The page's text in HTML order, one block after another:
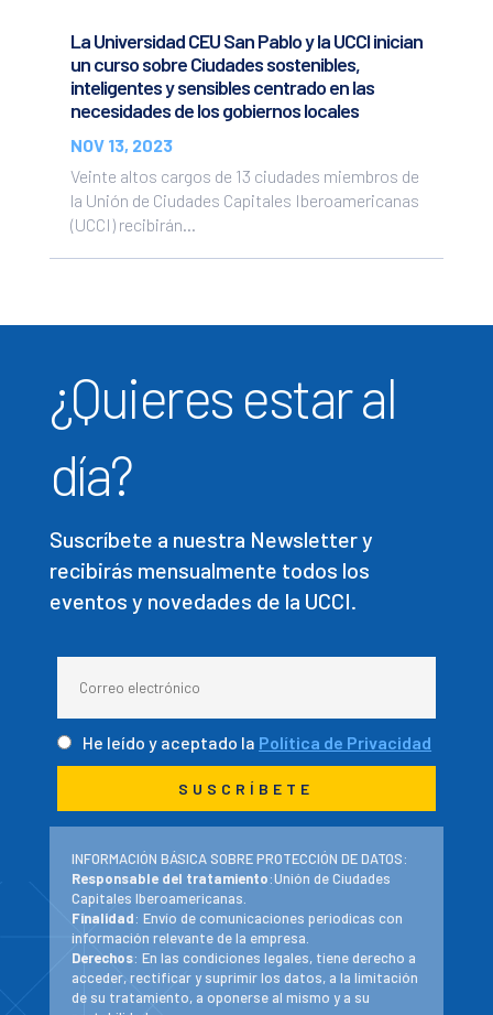
La Universidad CEU San Pablo y la UCCI inician
un curso sobre Ciudades sostenibles,
inteligentes y sensibles centrado en las
necesidades de los gobiernos locales
NOV 13, 2023
Veinte altos cargos de 13 ciudades miembros de
la Unión de Ciudades Capitales Iberoamericanas
(UCCI) recibirán...
¿Quieres estar al
día?
Suscríbete a nuestra Newsletter y
recibirás mensualmente todos los
eventos y novedades de la UCCI.
He leído y aceptado la Política de Privacidad
INFORMACIÓN BÁSICA SOBRE PROTECCIÓN DE DATOS:
Responsable del tratamiento:Unión de Ciudades
Capitales Iberoamericanas.
Finalidad: Envío de comunicaciones periodicas con
información relevante de la empresa.
Derechos: En las condiciones legales, tiene derecho a
acceder, rectificar y suprimir los datos, a la limitación
de su tratamiento, a oponerse al mismo y a su